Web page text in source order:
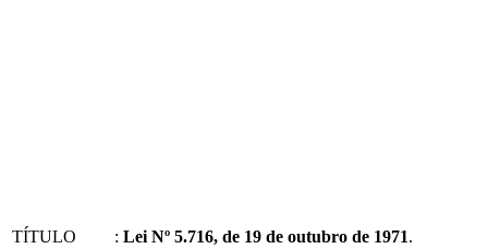
TÍTULO : Lei Nº 5.716, de 19 de outubro de 1971.